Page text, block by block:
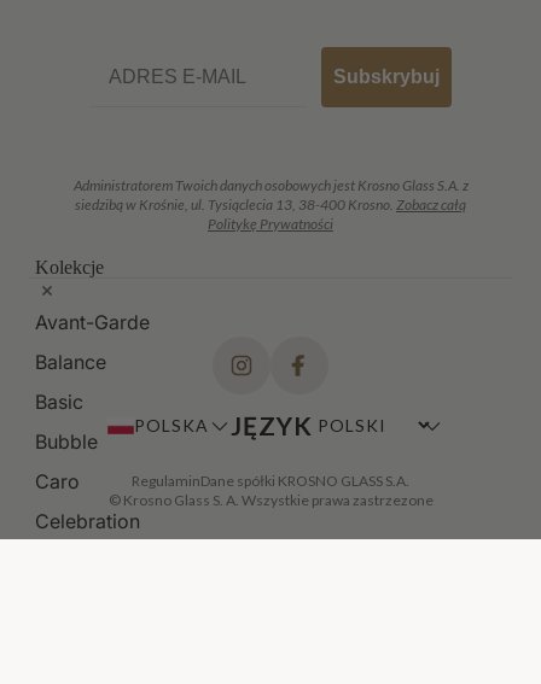
Kolekcje
Avant-Garde
Balance
Basic
Bubble
Caro
Celebration
Subskrybuj
Administratorem Twoich danych osobowych jest Krosno Glass S.A. z
siedzibą w Krośnie, ul. Tysiąclecia 13, 38-400 Krosno. Zobacz całą
Politykę Prywatności
POLSKA JĘZYK
RegulaminDane spółki KROSNO GLASS S.A.
© Krosno Glass S. A. Wszystkie prawa zastrzezone